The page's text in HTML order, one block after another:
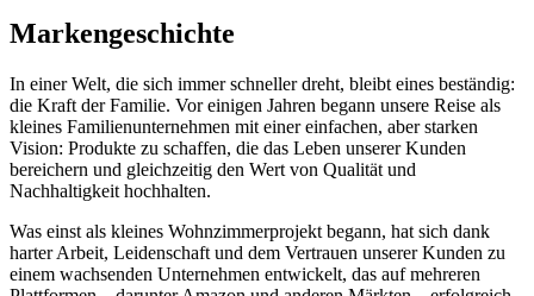
Markengeschichte
In einer Welt, die sich immer schneller dreht, bleibt eines beständig:
die Kraft der Familie. Vor einigen Jahren begann unsere Reise als
kleines Familienunternehmen mit einer einfachen, aber starken
Vision: Produkte zu schaffen, die das Leben unserer Kunden
bereichern und gleichzeitig den Wert von Qualität und
Nachhaltigkeit hochhalten.
Was einst als kleines Wohnzimmerprojekt begann, hat sich dank
harter Arbeit, Leidenschaft und dem Vertrauen unserer Kunden zu
einem wachsenden Unternehmen entwickelt, das auf mehreren